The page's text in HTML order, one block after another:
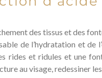
des tissus et des
de l’hydratation et de
rides et ridules et une
au visage, redessiner